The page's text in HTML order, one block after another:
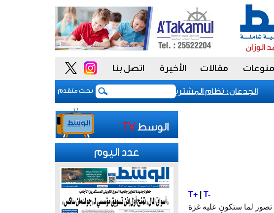
منوعات مقالات الأخيرة اتصل بنا
بحث متقدم
الجدعان: نظام المشتريات يمنح الحكومة السعودية أدوات أكثر مرونة
T+| T-
لما ستكون عليه غزة
عدد اليوم